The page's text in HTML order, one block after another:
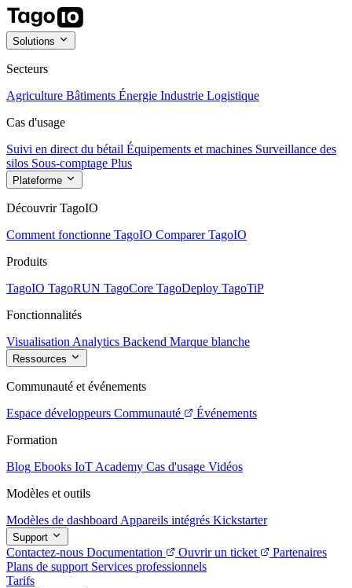
Solutions
Secteurs
Agriculture Bâtiments Énergie Industrie Logistique
Cas d'usage
Suivi en direct du bétail Équipements et machines Surveillance des
silos Sous-comptage Plus
Plateforme
Découvrir TagoIO
Comment fonctionne TagoIO Comparer TagoIO
Produits
TagoIO TagoRUN TagoCore TagoDeploy TagoTiP
Fonctionnalités
Visualisation Analytics Backend Marque blanche
Ressources
Communauté et événements
Espace développeurs Communauté
Événements
Formation
Blog Ebooks IoT Academy Cas d'usage Vidéos
Modèles et outils
Modèles de dashboard Appareils intégrés Kickstarter
Support
Contactez-nous Documentation Ouvrir un ticket
Partenaires
Plans de support Services professionnels
Tarifs